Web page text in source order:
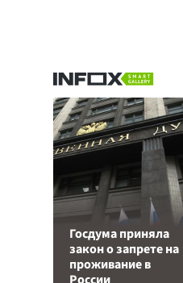
Госдума приняла
закон о запрете на
проживание в